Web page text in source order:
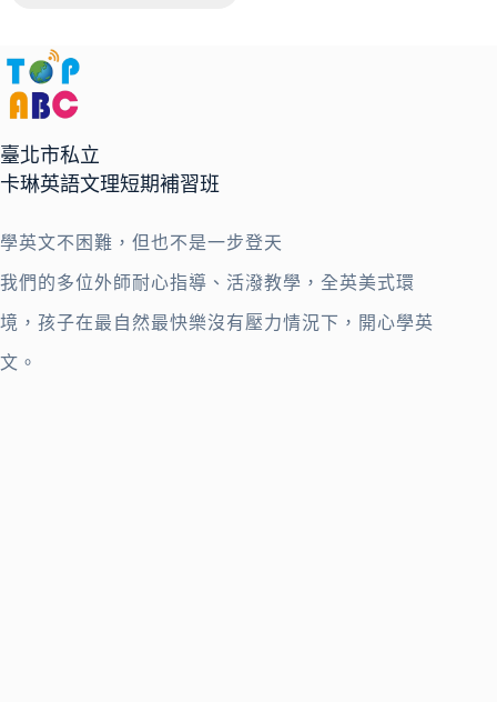
臺北市私立
卡琳英語文理短期補習班
學英文不困難，但也不是一步登天
我們的多位外師耐心指導、活潑教學，全英美式環
境，孩子在最自然最快樂沒有壓力情況下，開心學英
文。